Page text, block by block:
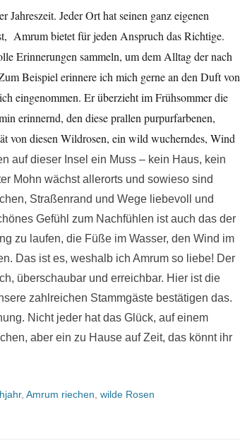
Jeder Ort hat seinen ganz eigenen
Amrum bietet für jeden Anspruch das Richtige.
Erinnerungen sammeln, um dem Alltag der nach
Beispiel erinnere ich mich gerne an den Duft von
eingenommen. Er überzieht im Frühsommer die
erinnernd, den diese prallen purpurfarbenen,
von diesen Wildrosen, ein wild wucherndes, Wind
auf dieser Insel ein Muss – kein Haus, kein
Mohn wächst allerorts und sowieso sind
Straßenrand und Wege liebevoll und
Gefühl zum Nachfühlen ist auch das der
zu laufen, die Füße im Wasser, den Wind im
Das ist es, weshalb ich Amrum so liebe! Der
überschaubar und erreichbar. Hier ist die
zahlreichen Stammgäste bestätigen das.
Nicht jeder hat das Glück, auf einem
aber ein zu Hause auf Zeit, das könnt ihr
, Amrum riechen wilde Rosen